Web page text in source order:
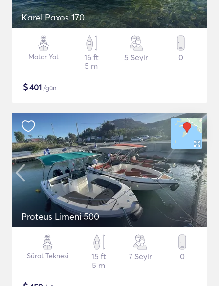
Karel Paxos 170
Motor Yat
16 ft
5 m
5 Seyir 0
$401 /gün
Proteus Limeni 500
Sürat Teknesi
15 ft
5 m
7 Seyir 0